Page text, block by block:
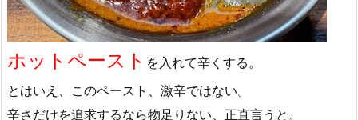
ホットペースト を入れて辛くする。
とはいえ、このペースト、激辛ではない。
辛さだけを追求するなら物足りない、正直言うと。